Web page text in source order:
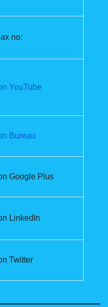
no:
YouTube
Bureau
Google Plus
LinkedIn
Twitter